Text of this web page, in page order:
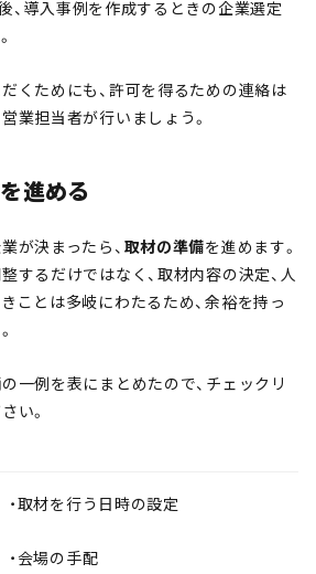
、導入事例を作成するときの企業選定
くためにも、許可を得るための連絡は
業担当者が行いましょう。
進める
が決まったら、 取材の準備を進めます。
するだけではなく、取材内容の決定、人
ことは多岐にわたるため、余裕を持っ
一例を表にまとめたので、チェックリ
い。
・取材を行う日時の設定
・会場の手配